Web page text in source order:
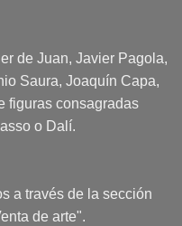
de Juan, Javier Pagola,
Saura, Joaquín Capa,
figuras consagradas
o Dalí.
a través de la sección
de arte".